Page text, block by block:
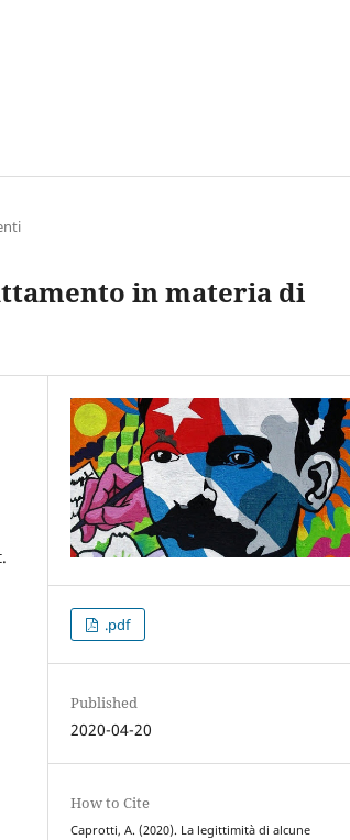
in materia di
.pdf
Published
2020-04-20
How to Cite
Caprotti, A. (2020). La legittimità di alcune